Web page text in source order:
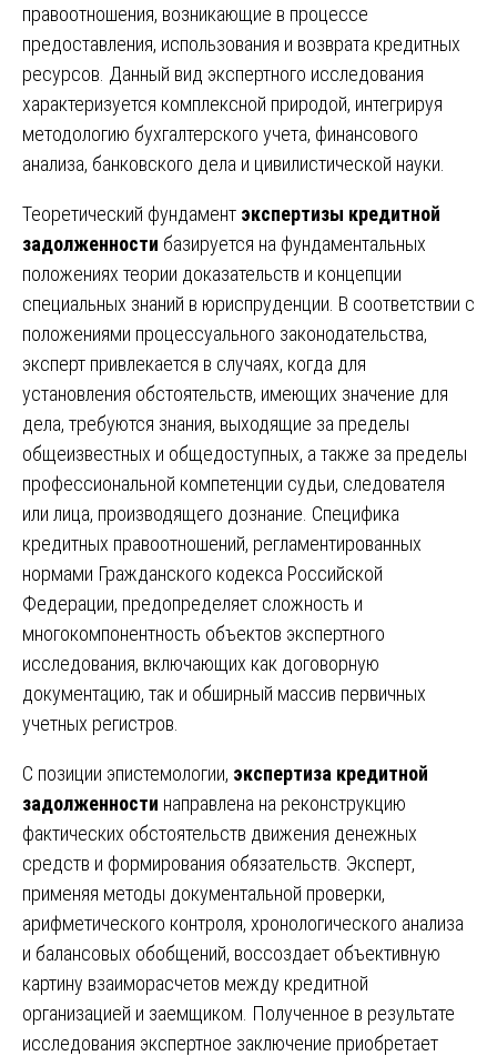
правоотношения, возникающие в процессе
предоставления, использования и возврата кредитных
ресурсов. Данный вид экспертного исследования
характеризуется комплексной природой, интегрируя
методологию бухгалтерского учета, финансового
анализа, банковского дела и цивилистической науки.
Теоретический фундамент экспертизы кредитной
задолженности базируется на фундаментальных
положениях теории доказательств и концепции
специальных знаний в юриспруденции. В соответствии с
положениями процессуального законодательства,
эксперт привлекается в случаях, когда для
установления обстоятельств, имеющих значение для
дела, требуются знания, выходящие за пределы
общеизвестных и общедоступных, а также за пределы
профессиональной компетенции судьи, следователя
или лица, производящего дознание. Специфика
кредитных правоотношений, регламентированных
нормами Гражданского кодекса Российской
Федерации, предопределяет сложность и
многокомпонентность объектов экспертного
исследования, включающих как договорную
документацию, так и обширный массив первичных
учетных регистров.
С позиции эпистемологии, экспертиза кредитной
задолженности направлена на реконструкцию
фактических обстоятельств движения денежных
средств и формирования обязательств. Эксперт,
применяя методы документальной проверки,
арифметического контроля, хронологического анализа
и балансовых обобщений, воссоздает объективную
картину взаиморасчетов между кредитной
организацией и заемщиком. Полученное в результате
исследования экспертное заключение приобретает